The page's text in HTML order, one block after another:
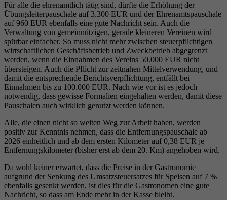
Für alle die ehrenamtlich tätig sind, dürfte die Erhöhung der
Übungsleiterpauschale auf 3.300 EUR und der Ehrenamtspauschale
auf 960 EUR ebenfalls eine gute Nachricht sein. Auch die
Verwaltung von gemeinnützigen, gerade kleineren Vereinen wird
spürbar einfacher. So muss nicht mehr zwischen steuerpflichtigen
wirtschaftlichen Geschäftsbetrieb und Zweckbetrieb abgegrenzt
werden, wenn die Einnahmen des Vereins 50.000 EUR nicht
übersteigen. Auch die Pflicht zur zeitnahen Mittelverwendung, und
damit die entsprechende Berichtsverpflichtung, entfällt bei
Einnahmen bis zu 100.000 EUR. Nach wie vor ist es jedoch
notwendig, dass gewisse Formalien eingehalten werden, damit diese
Pauschalen auch wirklich genutzt werden können.
Alle, die einen nicht so weiten Weg zur Arbeit haben, werden
positiv zur Kenntnis nehmen, dass die Entfernungspauschale ab
2026 einheitlich und ab dem ersten Kilometer auf 0,38 EUR je
Entfernungskilometer (bisher erst ab dem 20. Km) angehoben wird.
Da wohl keiner erwartet, dass die Preise in der Gastronomie
aufgrund der Senkung des Umsatzsteuersatzes für Speisen auf 7 %
ebenfalls gesenkt werden, ist dies für die Gastronomen eine gute
Nachricht, so dass am Ende mehr in der Kasse bleibt.